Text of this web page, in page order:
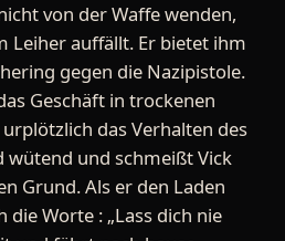
von der Waffe wenden,
Leiher auffällt. Er bietet ihm
gegen die Nazipistole.
Geschäft in trockenen
das Verhalten des
wütend und schmeißt Vick
Grund. Als er den Laden
Worte : „Lass dich nie